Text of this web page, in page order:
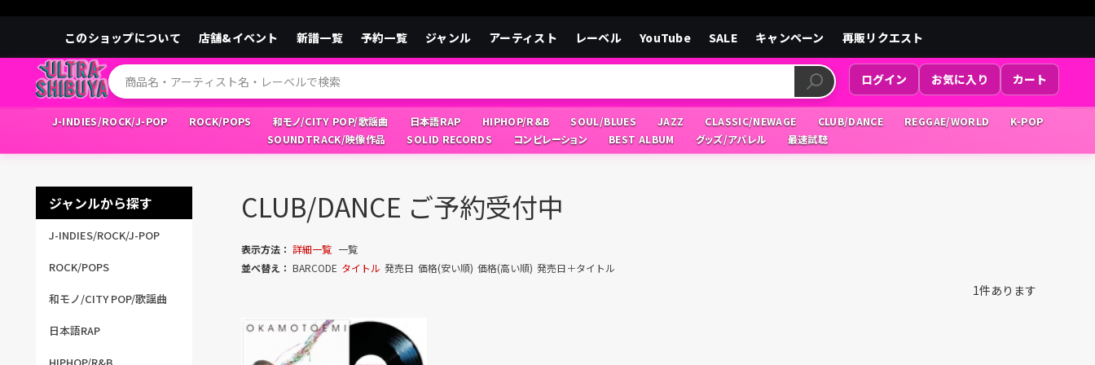
このショップについて 店舗&イベント 新譜一覧 予約一覧 ジャンル アーティスト レーベル YouTube SALE キャンペーン 再販リクエスト
ログイン お気に入り カート
J-INDIES/ROCK/J-POP ROCK/POPS 和モノ/CITY POP/歌謡曲 日本語RAP HIPHOP/R&B SOUL/BLUES JAZZ CLASSIC/NEWAGE CLUB/DANCE REGGAE/WORLD
K-POP
SOUNDTRACK/映像作品
SOLID RECORDS コンピレーション BEST ALBUM グッズ/アパレル 最速試聴
ジャンルから探す
J-INDIES/ROCK/J-POP
ROCK/POPS
和モノ/CITY POP/歌謡曲
日本語RAP
CLUB/DANCE ご予約受付中
表示方法： 詳細一覧 一覧
並べ替え： BARCODE タイトル 発売日 価格(安い順) 価格(高い順) 発売日＋タイトル
1件あります